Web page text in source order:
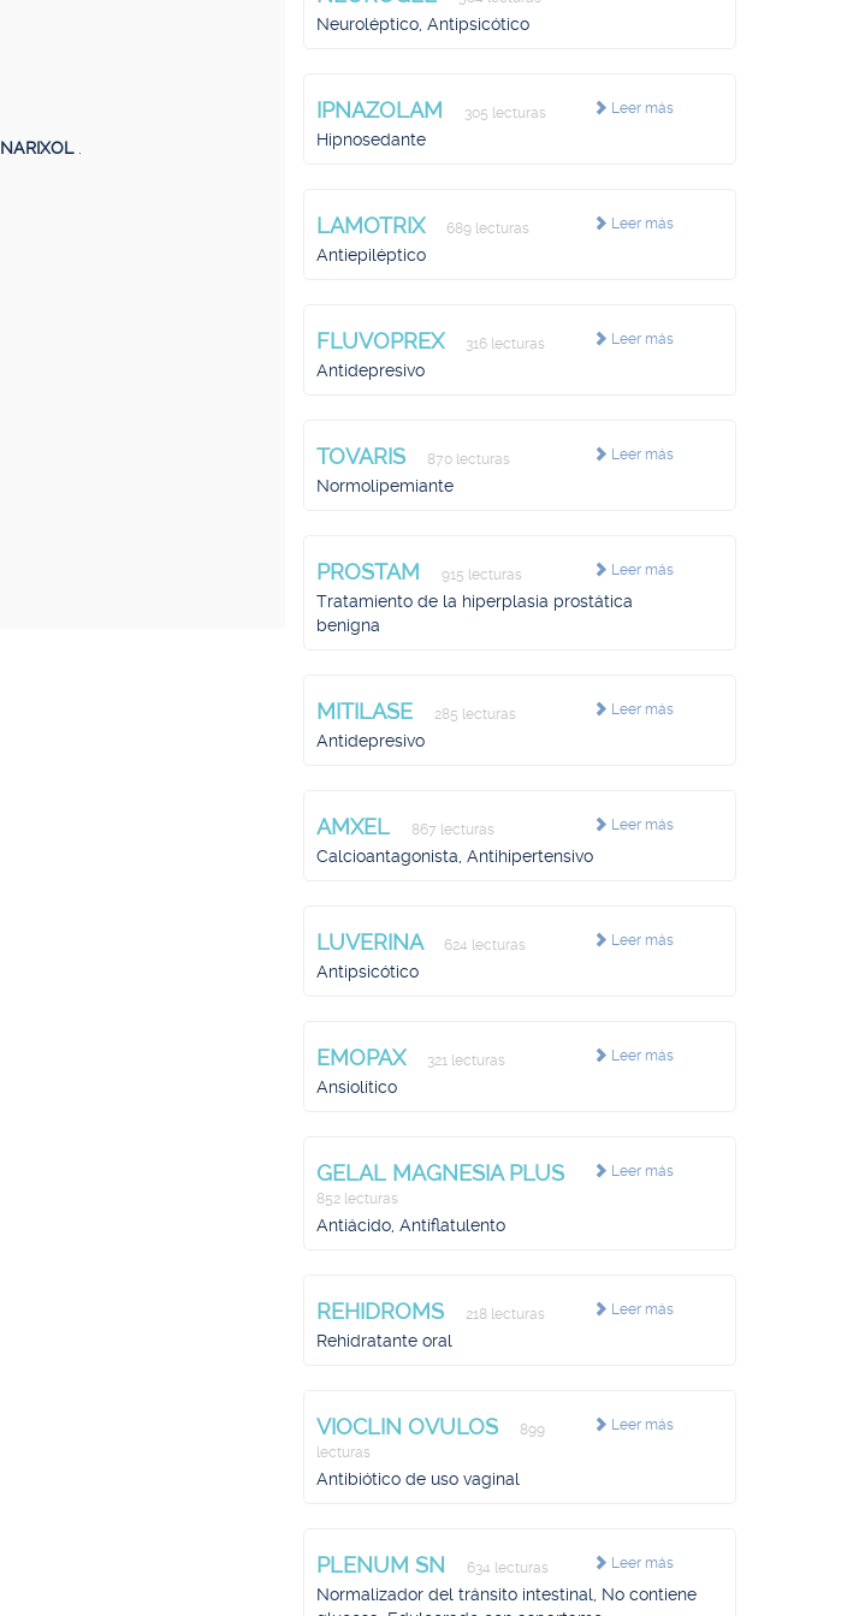
NARIXOL
Neuroléptico, Antipsicótico
Leer más
IPNAZOLAM 305 lecturas
Hipnosedante
Leer más
LAMOTRIX 689 lecturas
Antiepiléptico
Leer más
FLUVOPREX 316 lecturas
Antidepresivo
Leer más
TOVARIS 870 lecturas
Normolipemiante
Leer más
PROSTAM 915 lecturas
Tratamiento de la hiperplasia prostática
benigna
Leer más
MITILASE 285 lecturas
Antidepresivo
Leer más
AMXEL 867 lecturas
Calcioantagonista, Antihipertensivo
Leer más
LUVERINA 624 lecturas
Antipsicótico
Leer más
EMOPAX 321 lecturas
Ansiolítico
Leer más
GELAL MAGNESIA PLUS
852 lecturas
Antiácido, Antiflatulento
Leer más
REHIDROMS 218 lecturas
Rehidratante oral
Leer más
VIOCLIN OVULOS
899
lecturas
Antibiótico de uso vaginal
Leer más
PLENUM SN 634 lecturas
Normalizador del tránsito intestinal, No contiene